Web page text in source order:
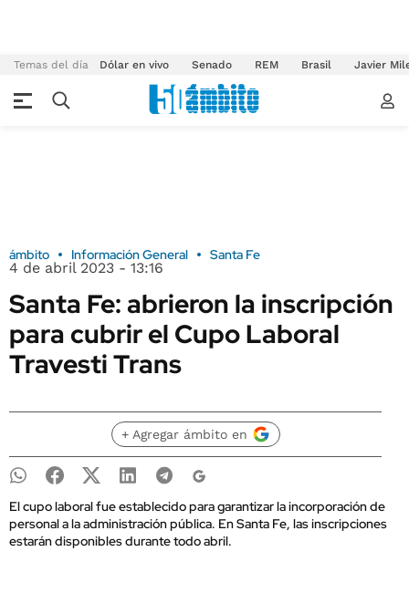
Temas del día Dólar en vivo Senado REM Brasil Javier
ámbito Información General Santa Fe
4 de abril 2023 - 13:16
Santa Fe: abrieron la inscripción
para cubrir el Cupo Laboral
Travesti Trans
+ Agregar ámbito en
El cupo laboral fue establecido para garantizar la incorporación de
personal a la administración pública. En Santa Fe, las inscripciones
estarán disponibles durante todo abril.